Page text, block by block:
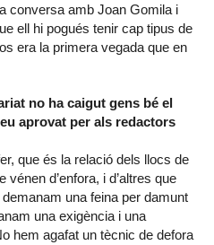
conversa amb Joan Gomila i
ell hi pogués tenir cap tipus de
era la primera vegada que en
no ha caigut gens bé el
aprovat per als redactors
que és la relació dels llocs de
d’enfora, i d’altres que
una feina per damunt
una exigència i una
hem agafat un tècnic de defora